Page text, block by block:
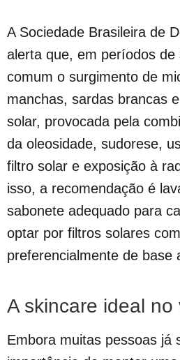
A Sociedade Brasileira de
alerta que, em períodos de
comum o surgimento de
manchas, sardas brancas
solar, provocada pela
da oleosidade, sudorese,
filtro solar e exposição à
isso, a recomendação é
sabonete adequado para
optar por filtros solares
preferencialmente de base
A skincare ideal no
Embora muitas pessoas já